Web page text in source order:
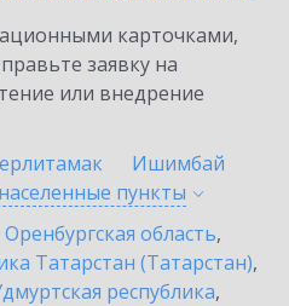
карточками,
заявку на
или внедрение
Ишимбай
пункты
Оренбургская область,
Татарстан (Татарстан),
республика,